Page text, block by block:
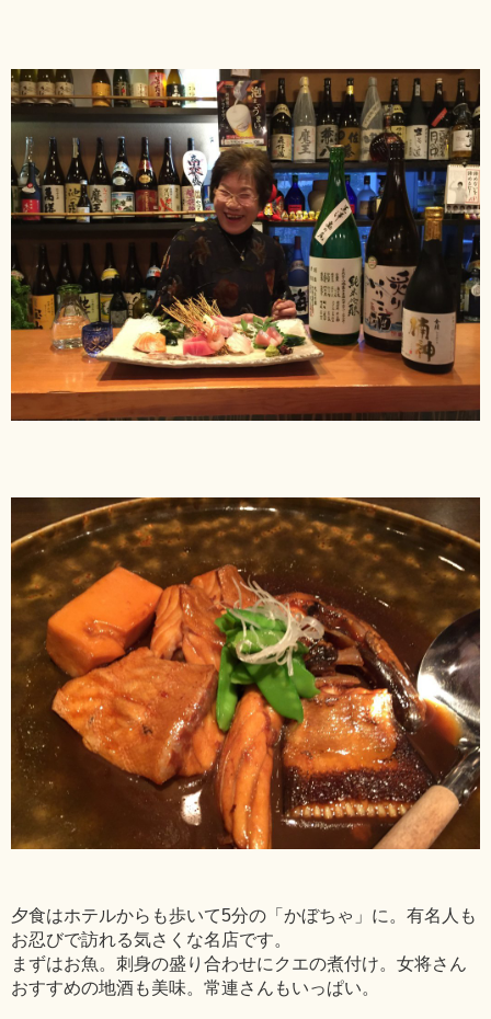
夕食はホテルからも歩いて5分の「かぼちゃ」に。有名人も
お忍びで訪れる気さくな名店です。
まずはお魚。刺身の盛り合わせにクエの煮付け。女将さん
おすすめの地酒も美味。常連さんもいっぱい。